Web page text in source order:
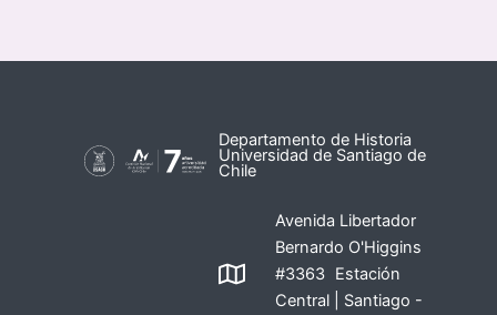
Departamento de Historia
Universidad de Santiago de
Chile
Avenida Libertador
Bernardo O'Higgins
#3363 Estación
Central | Santiago -